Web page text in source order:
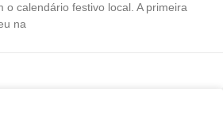
o calendário festivo local. A primeira
na